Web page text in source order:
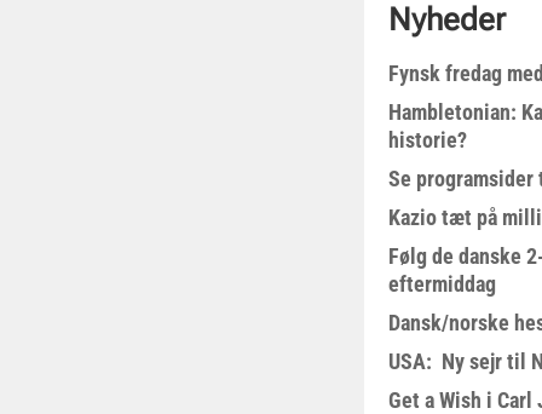
Nyheder
Fynsk fredag
Hambletonian:
historie?
Se
Kazio tæt på
Følg de danske
eftermiddag
Dansk/norske
USA: Ny sejr til
Get a Wish i Carl